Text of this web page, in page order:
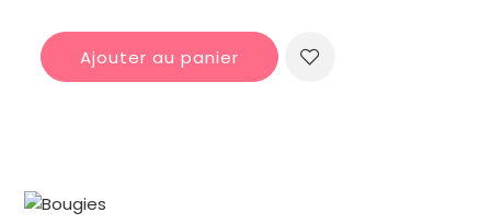
Ajouter au panier